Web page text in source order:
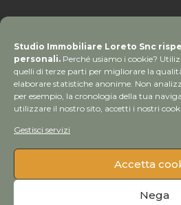
Studio Immobiliare Loreto Snc
personali. Perché usiamo i cookie?
quelli di terze parti per migliorare la
elaborare statistiche anonime. Non
per esempio, la cronologia della tua
utilizzare il nostro sito, accetti i nostri
Gestisci servizi
Accetta
Nega
© Copyright 2020 Studio